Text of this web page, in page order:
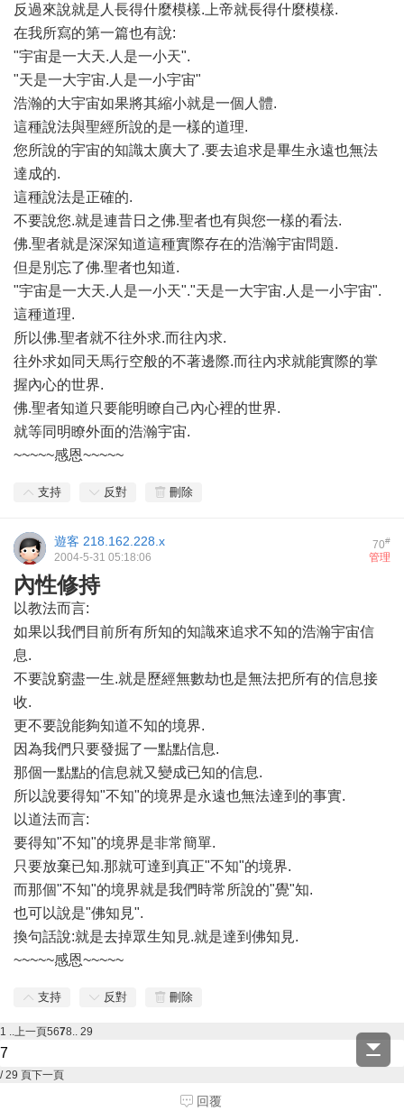
反過來說就是人長得什麼模樣.上帝就長得什麼模樣.
在我所寫的第一篇也有說:
"宇宙是一大天.人是一小天".
"天是一大宇宙.人是一小宇宙"
浩瀚的大宇宙如果將其縮小就是一個人體.
這種說法與聖經所說的是一樣的道理.
您所說的宇宙的知識太廣大了.要去追求是畢生永遠也無法
達成的.
這種說法是正確的.
不要說您.就是連昔日之佛.聖者也有與您一樣的看法.
佛.聖者就是深深知道這種實際存在的浩瀚宇宙問題.
但是別忘了佛.聖者也知道.
"宇宙是一大天.人是一小天"."天是一大宇宙.人是一小宇宙".
這種道理.
所以佛.聖者就不往外求.而往內求.
往外求如同天馬行空般的不著邊際.而往內求就能實際的掌
握內心的世界.
佛.聖者知道只要能明瞭自己內心裡的世界.
就等同明瞭外面的浩瀚宇宙.
~~~~~感恩~~~~~
支持 反對 刪除
70#
遊客 218.162.228.x
管理
2004-5-31 05:18:06
內性修持
以教法而言:
如果以我們目前所有所知的知識來追求不知的浩瀚宇宙信
息.
不要說窮盡一生.就是歷經無數劫也是無法把所有的信息接
收.
更不要說能夠知道不知的境界.
因為我們只要發掘了一點點信息.
那個一點點的信息就又變成已知的信息.
所以說要得知"不知"的境界是永遠也無法達到的事實.
以道法而言:
要得知"不知"的境界是非常簡單.
只要放棄已知.那就可達到真正"不知"的境界.
而那個"不知"的境界就是我們時常所說的"覺"知.
也可以說是"佛知見".
換句話說:就是去掉眾生知見.就是達到佛知見.
~~~~~感恩~~~~~
支持 反對 刪除
1 ..上一頁5678.. 29
/ 29 頁下一頁
回覆